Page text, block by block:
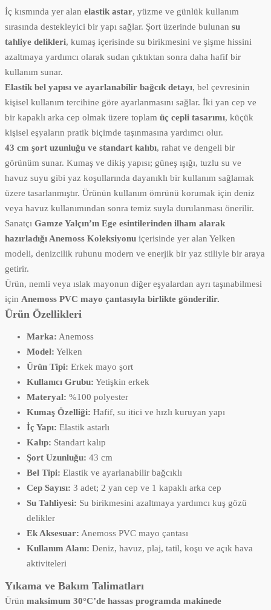
İç kısmında yer alanelastik astar, yüzme ve günlük kullanım
sırasında destekleyici bir yapı sağlar. Şort üzerinde bulunansu
tahliye delikleri, kumaş içerisinde su birikmesini ve şişme hissini
azaltmaya yardımcı olarak sudan çıktıktan sonra daha hafif bir
kullanım sunar.
Elastik bel yapısı ve ayarlanabilir bağcık detayı, bel çevresinin
kişisel kullanım tercihine göre ayarlanmasını sağlar. İki yan cep ve
bir kapaklı arka cep olmak üzere toplamüç cepli tasarımı, küçük
kişisel eşyaların pratik biçimde taşınmasına yardımcı olur.
43 cm şort uzunluğu ve standart kalıbı, rahat ve dengeli bir
görünüm sunar. Kumaş ve dikiş yapısı; güneş ışığı, tuzlu su ve
havuz suyu gibi yaz koşullarında dayanıklı bir kullanım sağlamak
üzere tasarlanmıştır. Ürünün kullanım ömrünü korumak için deniz
veya havuz kullanımından sonra temiz suyla durulanması önerilir.
SanatçıGamze Yalçın’ın Ege esintilerinden ilham alarak
hazırladığı Anemoss Koleksiyonu içerisinde yer alan Yelken
modeli, denizcilik ruhunu modern ve enerjik bir yaz stiliyle bir araya
getirir.
Ürün, nemli veya ıslak mayonun diğer eşyalardan ayrı taşınabilmesi
için Anemoss PVC mayo çantasıyla birlikte gönderilir.
Ürün Özellikleri
Marka: Anemoss
Model: Yelken
Ürün Tipi: Erkek mayo şort
Kullanıcı Grubu: Yetişkin erkek
Materyal: %100 polyester
Kumaş Özelliği: Hafif, su itici ve hızlı kuruyan yapı
İç Yapı: Elastik astarlı
Kalıp: Standart kalıp
Şort Uzunluğu: 43 cm
Bel Tipi: Elastik ve ayarlanabilir bağcıklı
Cep Sayısı: 3 adet; 2 yan cep ve 1 kapaklı arka cep
Su Tahliyesi: Su birikmesini azaltmaya yardımcı kuş gözü
delikler
Ek Aksesuar: Anemoss PVC mayo çantası
Kullanım Alanı: Deniz, havuz, plaj, tatil, koşu ve açık hava
aktiviteleri
Yıkama ve Bakım Talimatları
Ürünmaksimum 30°C’de hassas programda makinede